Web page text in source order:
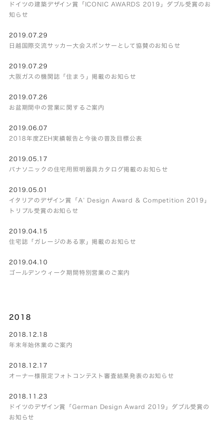
ドイツの建築デザイン賞「ICONIC AWARDS 2019」ダブル受賞のお
知らせ
2019.07.29
日越国際交流サッカー大会スポンサーとして協賛のお知らせ
2019.07.29
大阪ガスの機関誌「住まう」掲載のお知らせ
2019.07.26
お盆期間中の営業に関するご案内
2019.06.07
2018年度ZEH実績報告と今後の普及目標公表
2019.05.17
パナソニックの住宅用照明器具カタログ掲載のお知らせ
2019.05.01
イタリアのデザイン賞「A’ Design Award & Competition 2019」
トリプル受賞のお知らせ
2019.04.15
住宅誌「ガレージのある家」掲載のお知らせ
2019.04.10
ゴールデンウィーク期間特別営業のご案内
2018
2018.12.18
年末年始休業のご案内
2018.12.17
オーナー様限定フォトコンテスト審査結果発表のお知らせ
2018.11.23
ドイツのデザイン賞「German Design Award 2019」ダブル受賞の
お知らせ